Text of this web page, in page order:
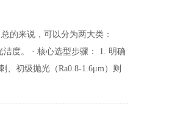
的来说，可以分为两大类：
度。 · 核心选型步骤： 1. 明确
初级抛光（Ra0.8-1.6μm）则